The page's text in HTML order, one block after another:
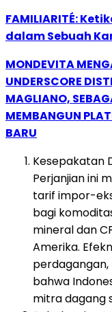
FAMILIARITÉ:
dalam Sebuah
MONDEVITA
UNDERSCORE
MAGLIANO,
MEMBANGUN
BARU
Kesepakatan
Perjanjian ini
tarif impor-
bagi
mineral dan
Amerika.
bahwa
mitra dagang